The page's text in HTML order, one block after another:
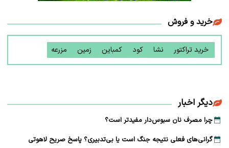
خرید و فروش
خرید تراکتور نشا کود کمباین زمین مزرعه
دیگر اخبار
چرا مصرف نان سبوس‌دار مفیدتر است؟
گرانی‌های فعلی نتیجه جنگ است یا بی‌تدبیری؟ پاسخ صریح لاهوتی